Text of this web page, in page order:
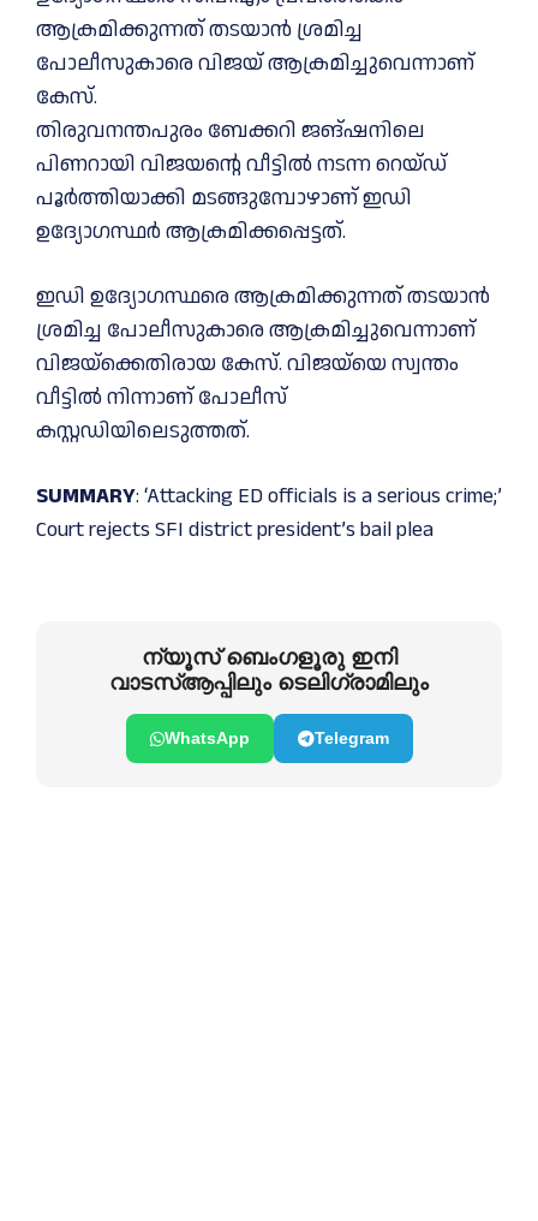
ആക്രമിക്കുന്നത് തടയാൻ ശ്രമിച്ച
പോലീസുകാരെ വിജയ് ആക്രമിച്ചുവെന്നാണ്
കേസ്.
തിരുവനന്തപുരം ബേക്കറി ജങ്ഷനിലെ
പിണറായി വിജയൻ്റെ വീട്ടില്‍ നടന്ന റെയ്ഡ്
പൂർത്തിയാക്കി മടങ്ങുമ്പോഴാണ് ഇഡി
ഉദ്യോഗസ്ഥർ ആക്രമിക്കപ്പെട്ടത്.
ഇഡി ഉദ്യോഗസ്ഥരെ ആക്രമിക്കുന്നത് തടയാൻ
ശ്രമിച്ച പോലീസുകാരെ ആക്രമിച്ചുവെന്നാണ്
വിജയ്‍ക്കെതിരായ കേസ്. വിജയ്‍യെ സ്വന്തം
വീട്ടില്‍ നിന്നാണ് പോലീസ്
കസ്റ്റ‍ഡിയിലെടുത്തത്.
SUMMARY: ‘Attacking ED officials is a serious crime;’
Court rejects SFI district president’s bail plea
ന്യൂസ് ബെംഗളൂരു ഇനി
വാടസ്ആപ്പിലും ടെലിഗ്രാമിലും
WhatsApp Telegram